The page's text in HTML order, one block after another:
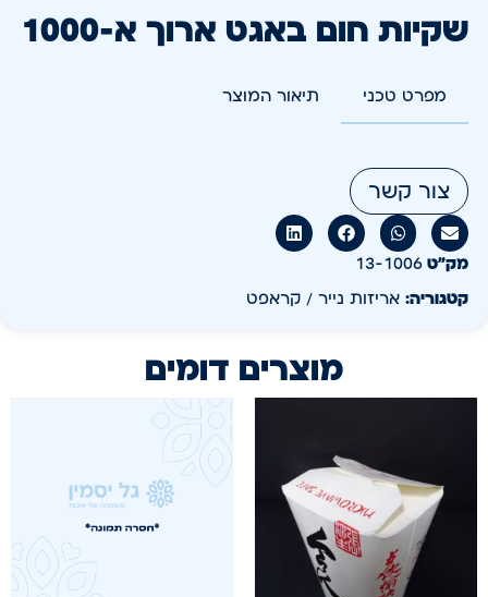
שקיות חום באגט ארוך א-1000
מפרט טכני תיאור המוצר
צור קשר
מק״ט 13-1006
קטגוריה: אריזות נייר / קראפט
מוצרים דומים